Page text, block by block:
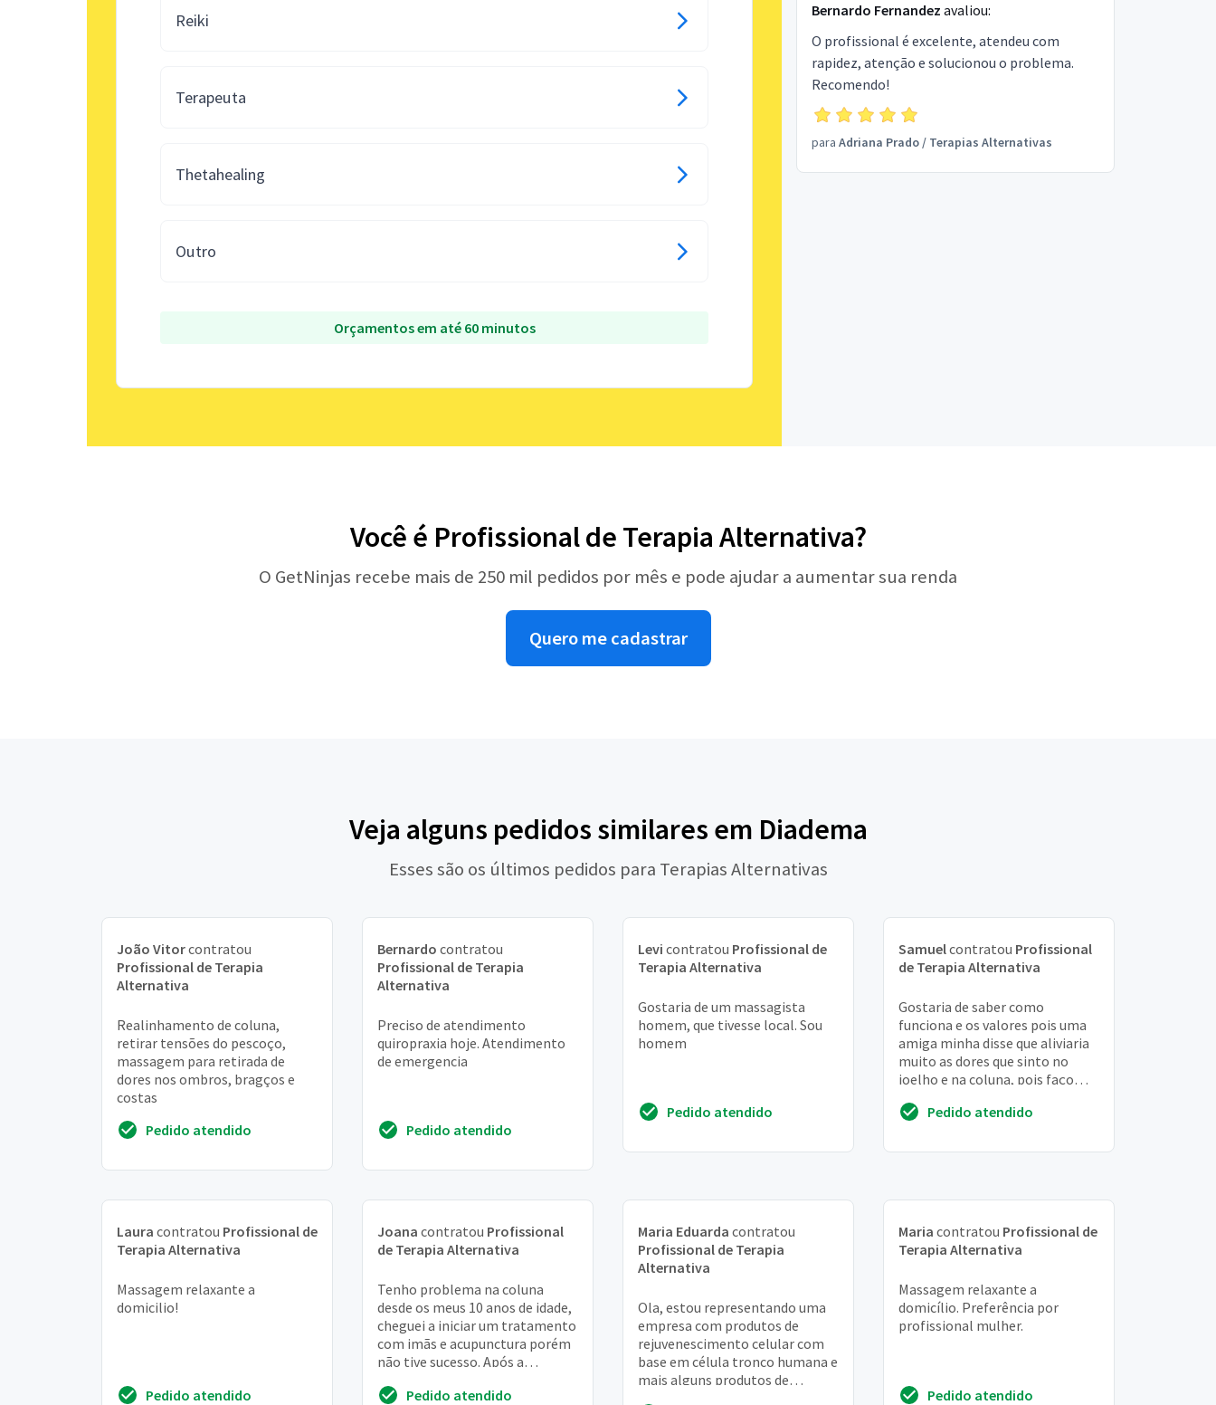
Reiki
Terapeuta
Thetahealing
Outro
Orçamentos em até 60 minutos
Bernardo Fernandez avaliou:
O profissional é excelente, atendeu com
rapidez, atenção e solucionou o problema.
Recomendo!
para Adriana Prado/ Terapias Alternativas
Você é Profissional de Terapia Alternativa?
O GetNinjas recebe mais de 250 mil pedidos por mês e pode ajudar a aumentar sua renda
Quero me cadastrar
Veja alguns pedidos similares em Diadema
Esses são os últimos pedidos para Terapias Alternativas
João Vitorcontratou
Profissional de Terapia
Alternativa
Realinhamento de coluna,
retirar tensões do pescoço,
massagem para retirada de
dores nos ombros, bragços e
costas
Pedido atendido
Bernardo contratou
Profissional de Terapia
Alternativa
Preciso de atendimento
quiropraxia hoje. Atendimento
de emergencia
Pedido atendido
Levi contratou Profissional de
Terapia Alternativa
Gostaria de um massagista
homem, que tivesse local. Sou
homem
Pedido atendido
Samuelcontratou Profissional
de Terapia Alternativa
Gostaria de saber como
funciona e os valores pois uma
amiga minha disse que aliviaria
muito as dores que sinto no
joelho e na coluna, pois faço
pois tenh...
Pedido atendido
Laura contratou Profissional de
Terapia Alternativa
Massagem relaxante a
domicilio!
Pedido atendido
Joana contratou Profissional
de Terapia Alternativa
Tenho problema na coluna
desde os meus 10 anos de idade,
cheguei a iniciar um tratamento
com imãs e acupunctura porém
não tive sucesso. Após a
e com elas s...
Pedido atendido
Maria Eduarda contratou
Profissional de Terapia
Alternativa
Ola, estou representando uma
empresa com produtos de
rejuvenescimento celular com
base em célula tronco humana e
mais alguns produtos de
Maria contratou Profissional de
Terapia Alternativa
Massagem relaxante a
domicílio. Preferência por
profissional mulher.
Pedido atendido